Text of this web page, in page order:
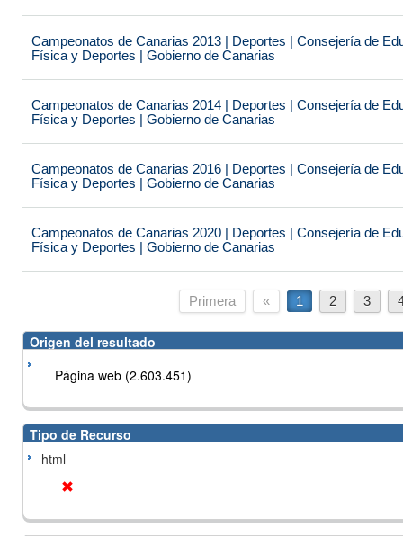
Campeonatos de Canarias 2013 | Deportes | Consejería de
Física y Deportes | Gobierno de Canarias
Campeonatos de Canarias 2014 | Deportes | Consejería de
Física y Deportes | Gobierno de Canarias
Campeonatos de Canarias 2016 | Deportes | Consejería de
Física y Deportes | Gobierno de Canarias
Campeonatos de Canarias 2020 | Deportes | Consejería de
Física y Deportes | Gobierno de Canarias
Primera « 1 2 3
Origen del resultado
Página web (2.603.451)
Tipo de Recurso
html